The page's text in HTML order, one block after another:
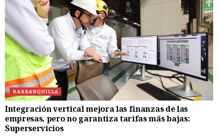
BARRANQUILLA
Integración vertical mejora las finanzas de las
empresas, pero no garantiza tarifas más bajas:
Superservicios